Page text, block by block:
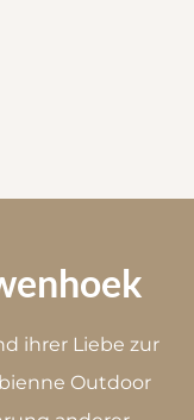
ihrer Liebe zur
Outdoor